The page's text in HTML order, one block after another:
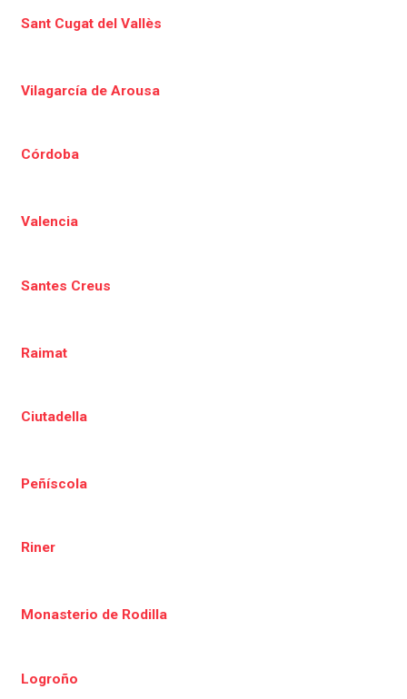
Sant Cugat del Vallès
Vilagarcía de Arousa
Córdoba
Valencia
Santes Creus
Raimat
Ciutadella
Peñíscola
Riner
Monasterio de Rodilla
Logroño